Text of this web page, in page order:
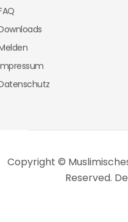
Copyright ©
Reserved.